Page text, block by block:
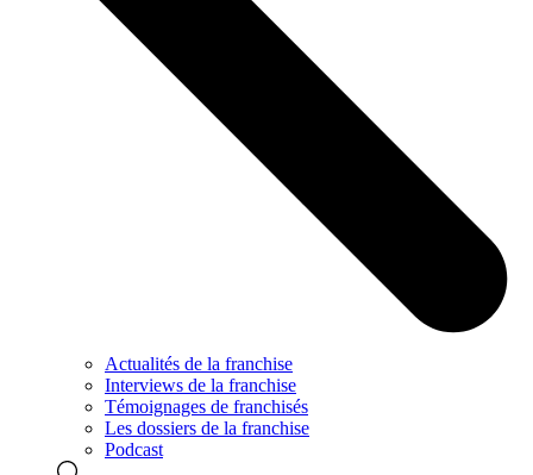
Actualités de la franchise
Interviews de la franchise
Témoignages de franchisés
Les dossiers de la franchise
Podcast